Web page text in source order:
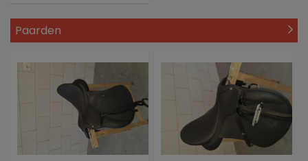
Paarden